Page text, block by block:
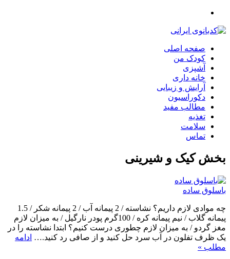
صفحه اصلی
کودک من
آشپزی
خانه داری
آرایش و زیبایی
دکوراسیون
مطالب مفید
تغذیه
سلامت
تماس
بخشکیک و شیرینی
باسلوق ساده
چه موادی لازم داریم؟ نشاسته / 2 پیمانه آب / 2 پیمانه شکر / 1.5
پیمانه گلاب / نیم پیمانه کره / 100گرم پودر نارگیل / به میزان لازم
مغز گردو / به میزان لازم چطوری درست کنیم؟ ابتدا نشاسته را در
یک ظرف تفلون در آب سرد حل کنید و از صافی رد کنید.… ادامه
مطلب »